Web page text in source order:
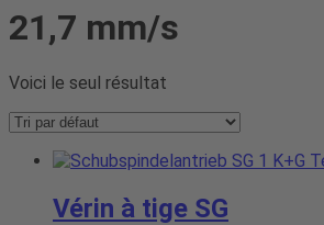
21,7 mm/s
Voici le seul résultat
Vérin à tige SG